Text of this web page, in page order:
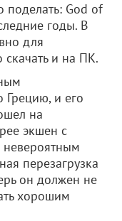
поделать: God of
годы. В
для
и на ПК.
Грецию, и его
на
экшен с
перезагрузка
он должен не
хорошим